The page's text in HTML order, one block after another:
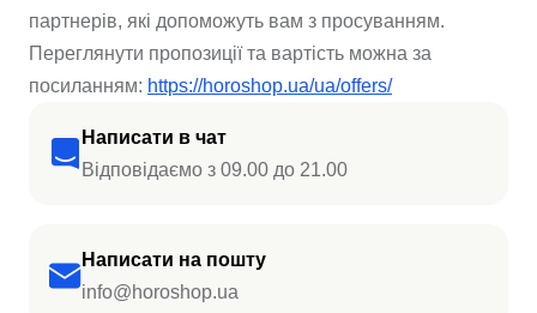
Написати в чат
Відповідаємо з 09.00 до 21.00
Написати на пошту
info@horoshop.ua
партнерів, які допоможуть вам з просуванням.
Переглянути пропозиції та вартість можна за
посиланням: https://horoshop.ua/ua/offers/